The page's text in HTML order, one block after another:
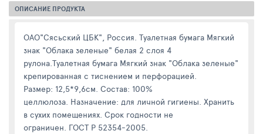
ОПИСАНИЕ ПРОДУКТА
ОАО"Сясьский ЦБК", Россия. Туалетная бумага Мягкий
знак "Облака зеленые" белая 2 слоя 4
рулона.Туалетная бумага Мягкий знак "Облака зеленые"
крепированная с тиснением и перфорацией.
Размер: 12,5*9,6см. Состав: 100%
целлюлоза. Назначение: для личной гигиены. Хранить
в сухих помещениях. Срок годности не
ограничен. ГОСТ Р 52354-2005.